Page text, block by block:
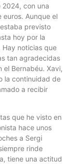
2024, con una
euros. Aunque el
previsto
hoy por la
noticias que
tan agradecidas
el Bernabéu. Xavi,
la continuidad de
a recibir
que he visto en
hace unos
a Sergi
rinde
tiene una actitud